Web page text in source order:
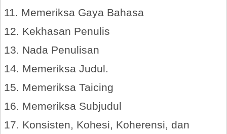
11. Memeriksa Gaya Bahasa
12. Kekhasan Penulis
13. Nada Penulisan
14. Memeriksa Judul.
15. Memeriksa Taicing
16. Memeriksa Subjudul
17. Konsisten, Kohesi, Koherensi, dan